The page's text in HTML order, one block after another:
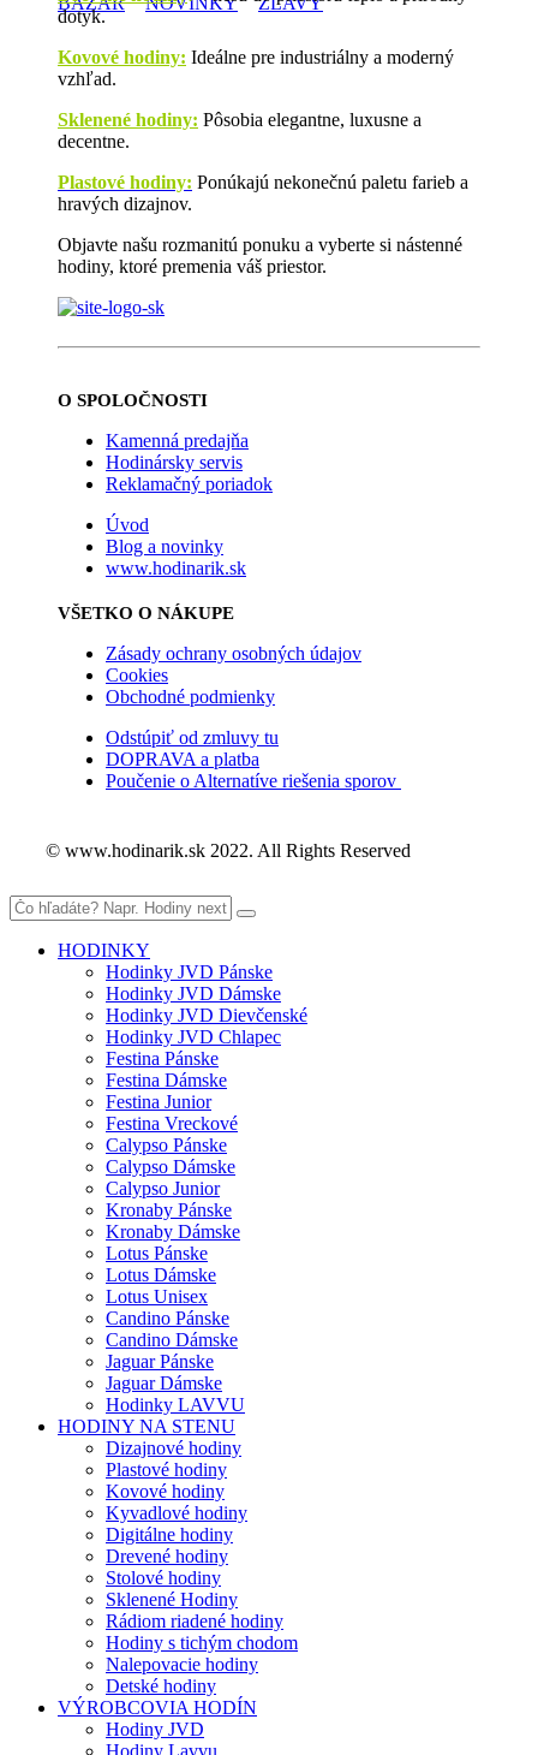
dotyk.
Kovové hodiny: Ideálne pre industriálny a moderný
vzhľad.
Sklenené hodiny: Pôsobia elegantne, luxusne a
decentne.
Plastové hodiny: Ponúkajú nekonečnú paletu farieb a
hravých dizajnov.
Objavte našu rozmanitú ponuku a vyberte si nástenné
hodiny, ktoré premenia váš priestor.
O SPOLOČNOSTI
Kamenná predajňa
Hodinársky servis
Reklamačný poriadok
Úvod
Blog a novinky
www.hodinarik.sk
VŠETKO O NÁKUPE
Zásady ochrany osobných údajov
Cookies
Obchodné podmienky
Odstúpiť od zmluvy tu
DOPRAVA a platba
Poučenie o Alternatíve riešenia sporov
© www.hodinarik.sk 2022. All Rights Reserved
HODINKY
Hodinky JVD Pánske
Hodinky JVD Dámske
Hodinky JVD Dievčenské
Hodinky JVD Chlapec
Festina Pánske
Festina Dámske
Festina Junior
Festina Vreckové
Calypso Pánske
Calypso Dámske
Calypso Junior
Kronaby Pánske
Kronaby Dámske
Lotus Pánske
Lotus Dámske
Lotus Unisex
Candino Pánske
Candino Dámske
Jaguar Pánske
Jaguar Dámske
Hodinky LAVVU
HODINY NA STENU
Dizajnové hodiny
Plastové hodiny
Kovové hodiny
Kyvadlové hodiny
Digitálne hodiny
Drevené hodiny
Stolové hodiny
Sklenené Hodiny
Rádiom riadené hodiny
Hodiny s tichým chodom
Nalepovacie hodiny
Detské hodiny
VÝROBCOVIA HODÍN
Hodiny JVD